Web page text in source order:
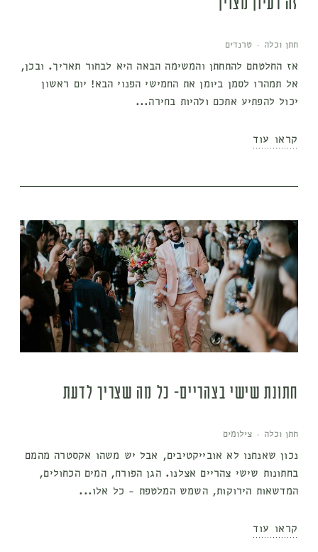
חתן וכלה · טרנדים
אז החלטתם להתחתן והמשימה הבאה היא לבחור תאריך. ובכן,
אל תמהרו לסמן ביומן את החמישי הפנוי הבא! יום ראשון
יכול להפתיע אתכם ולהיות בחירה...
קראו עוד
חתונת שישי בצהריים- כל מה שצריך לדעת
חתן וכלה · צילומים
נכון שאנחנו לא אובייקטיבים, אבל יש משהו אקסטרה מהמם
בחתונות שישי צהריים אצלנו. הגן הפורח, המים הכחולים,
המדשאות הירוקות, השמש המלטפת - כל אלו...
קראו עוד